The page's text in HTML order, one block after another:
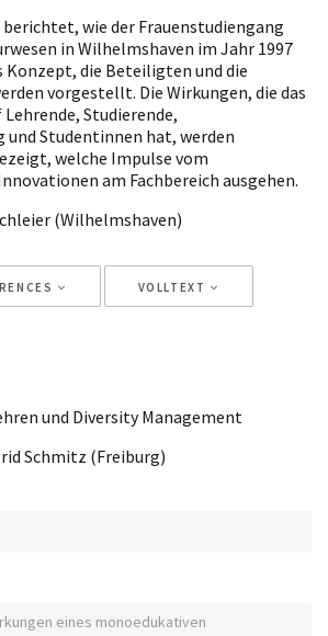
wie der Frauenstudiengang
in Wilhelmshaven im Jahr 1997
Konzept, die Beteiligten und die
vorgestellt. Die Wirkungen, die das
Studierende,
und Studentinnen hat, werden
welche Impulse vom
am Fachbereich ausgehen.
(Wilhelmshaven)
VOLLTEXT
und Diversity Management
Schmitz (Freiburg)
eines monoedukativen